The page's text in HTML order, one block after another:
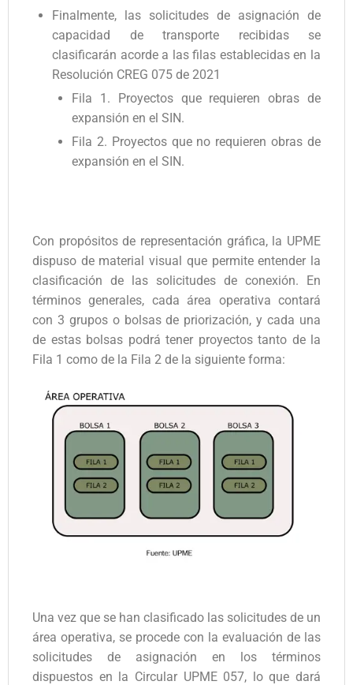
Finalmente, las solicitudes de asignación de
capacidad de transporte recibidas se
clasificarán acorde a las filas establecidas en la
Resolución CREG 075 de 2021
Fila 1. Proyectos que requieren obras de
expansión en el SIN.
Fila 2. Proyectos que no requieren obras de
expansión en el SIN.
Con propósitos de representación gráfica, la UPME
dispuso de material visual que permite entender la
clasificación de las solicitudes de conexión. En
términos generales, cada área operativa contará
con 3 grupos o bolsas de priorización, y cada una
de estas bolsas podrá tener proyectos tanto de la
Fila 1 como de la Fila 2 de la siguiente forma:
Una vez que se han clasificado las solicitudes de un
área operativa, se procede con la evaluación de las
solicitudes de asignación en los términos
dispuestos en la Circular UPME 057, lo que dará